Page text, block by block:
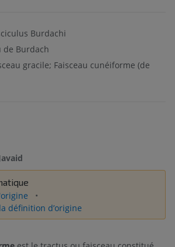
Burdachi
de Burdach
gracile; Faisceau cunéiforme (de
définition d’origine